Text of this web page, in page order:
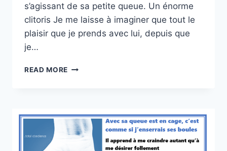
s’agissant de sa petite queue. Un énorme
clitoris Je me laisse à imaginer que tout le
plaisir que je prends avec lui, depuis que
je…
READ MORE FANTASMES